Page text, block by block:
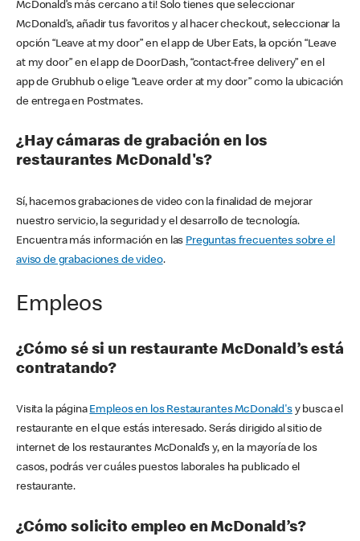
McDonald’s más cercano a ti! Solo tienes que seleccionar
McDonald’s, añadir tus favoritos y al hacer checkout, seleccionar la
opción “Leave at my door” en el app de Uber Eats, la opción “Leave
at my door” en el app de DoorDash, “contact-free delivery” en el
app de Grubhub o elige “Leave order at my door” como la ubicación
de entrega en Postmates.
¿Hay cámaras de grabación en los
restaurantes McDonald's?
Sí, hacemos grabaciones de video con la finalidad de mejorar
nuestro servicio, la seguridad y el desarrollo de tecnología.
Encuentra más información en las Preguntas frecuentes sobre el
aviso de grabaciones de video.
Empleos
¿Cómo sé si un restaurante McDonald’s está
contratando?
Visita la página Empleos en los Restaurantes McDonald'sy busca el
restaurante en el que estás interesado. Serás dirigido al sitio de
internet de los restaurantes McDonald’s y, en la mayoría de los
casos, podrás ver cuáles puestos laborales ha publicado el
restaurante.
¿Cómo solicito empleo en McDonald’s?